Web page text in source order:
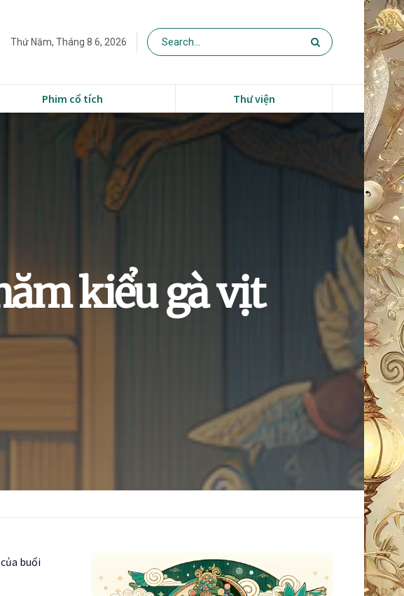
Thứ Năm, Tháng 8 6, 2026
Phim cổ tích Thư viện
kiểu gà vịt
buổi